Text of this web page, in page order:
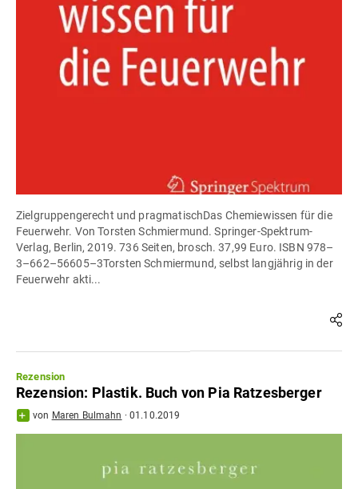
Zielgruppengerecht und pragmatischDas Chemiewissen für die
Feuerwehr. Von Torsten Schmiermund. Springer-Spektrum-
Verlag, Berlin, 2019. 736 Seiten, brosch. 37,99 Euro. ISBN 978–
3–662–56605–3Torsten Schmiermund, selbst langjährig in der
Feuerwehr akti...
Rezension
Rezension: Plastik. Buch von Pia Ratzesberger
von Maren Bulmahn ·01.10.2019